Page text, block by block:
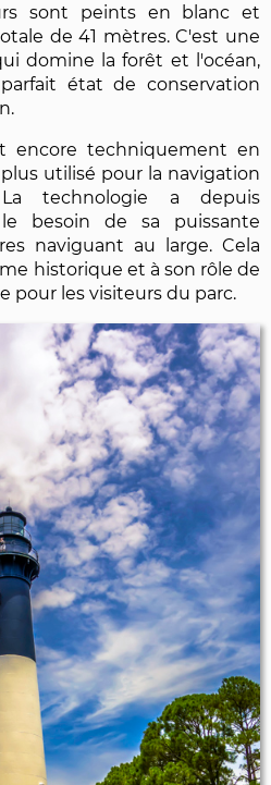
sont peints en blanc et
de 41 mètres. C'est une
domine la forêt et l'océan,
état de conservation
encore techniquement en
utilisé pour la navigation
technologie a depuis
besoin de sa puissante
naviguant au large. Cela
historique et à son rôle de
pour les visiteurs du parc.